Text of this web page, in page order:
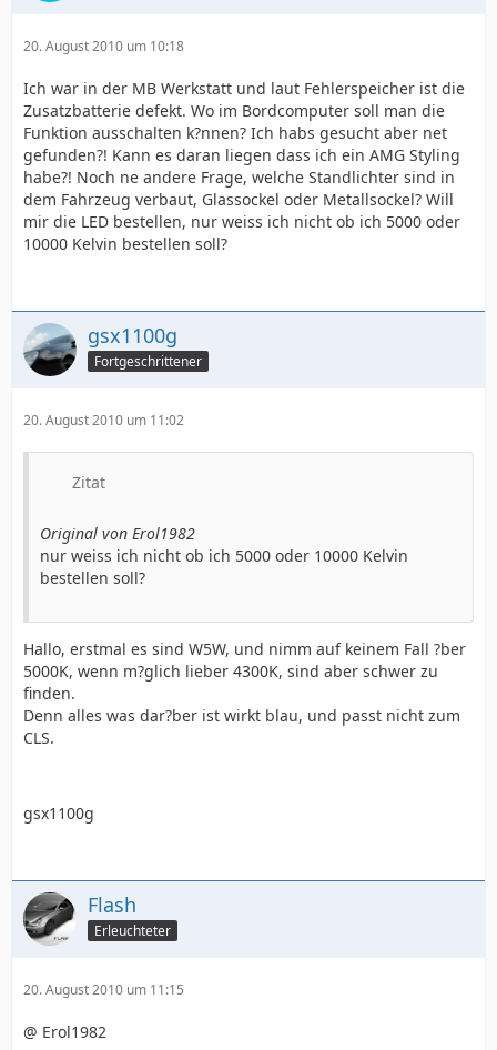
20. August 2010 um 10:18
Ich war in der MB Werkstatt und laut Fehlerspeicher ist die
Zusatzbatterie defekt. Wo im Bordcomputer soll man die
Funktion ausschalten k?nnen? Ich habs gesucht aber net
gefunden?! Kann es daran liegen dass ich ein AMG Styling
habe?! Noch ne andere Frage, welche Standlichter sind in
dem Fahrzeug verbaut, Glassockel oder Metallsockel? Will
mir die LED bestellen, nur weiss ich nicht ob ich 5000 oder
10000 Kelvin bestellen soll?
gsx1100g
Fortgeschrittener
20. August 2010 um 11:02
Zitat
Original von Erol1982
nur weiss ich nicht ob ich 5000 oder 10000 Kelvin
bestellen soll?
Hallo, erstmal es sind W5W, und nimm auf keinem Fall ?ber
5000K, wenn m?glich lieber 4300K, sind aber schwer zu
finden.
Denn alles was dar?ber ist wirkt blau, und passt nicht zum
CLS.
gsx1100g
Flash
Erleuchteter
20. August 2010 um 11:15
@ Erol1982